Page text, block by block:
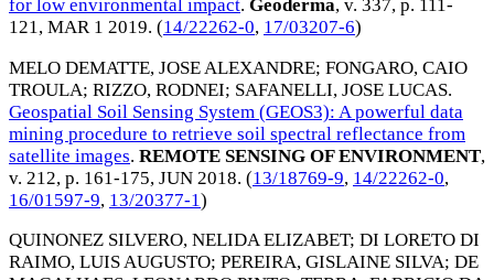
for low environmental impact. Geoderma, v. 337, p. 111-
121, MAR 1 2019. (14/22262-0, 17/03207-6)
MELO DEMATTE, JOSE ALEXANDRE; FONGARO, CAIO
TROULA; RIZZO, RODNEI; SAFANELLI, JOSE LUCAS.
Geospatial Soil Sensing System (GEOS3): A powerful data
mining procedure to retrieve soil spectral reflectance from
satellite images. REMOTE SENSING OF ENVIRONMENT,
v. 212, p. 161-175, JUN 2018. (13/18769-9, 14/22262-0,
16/01597-9, 13/20377-1)
QUINONEZ SILVERO, NELIDA ELIZABET; DI LORETO DI
RAIMO, LUIS AUGUSTO; PEREIRA, GISLAINE SILVA; DE